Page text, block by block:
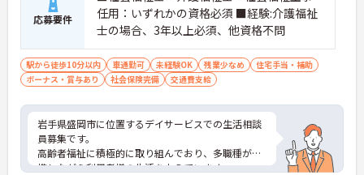
応募要件
任用：いずれかの資格必須 ■経験:介護福祉
士の場合、3年以上必須、他資格不問
駅から徒歩10分以内 車通勤可 未経験OK 残業少なめ
住宅手当・補助
ボーナス・賞与あり
社会保険完備 交通費支給
岩手県盛岡市に位置するデイサービスでの生活相談
員募集です。
高齢者福祉に積極的に取り組んでおり、多職種が連
携しながら利用者様の生活を支えています。